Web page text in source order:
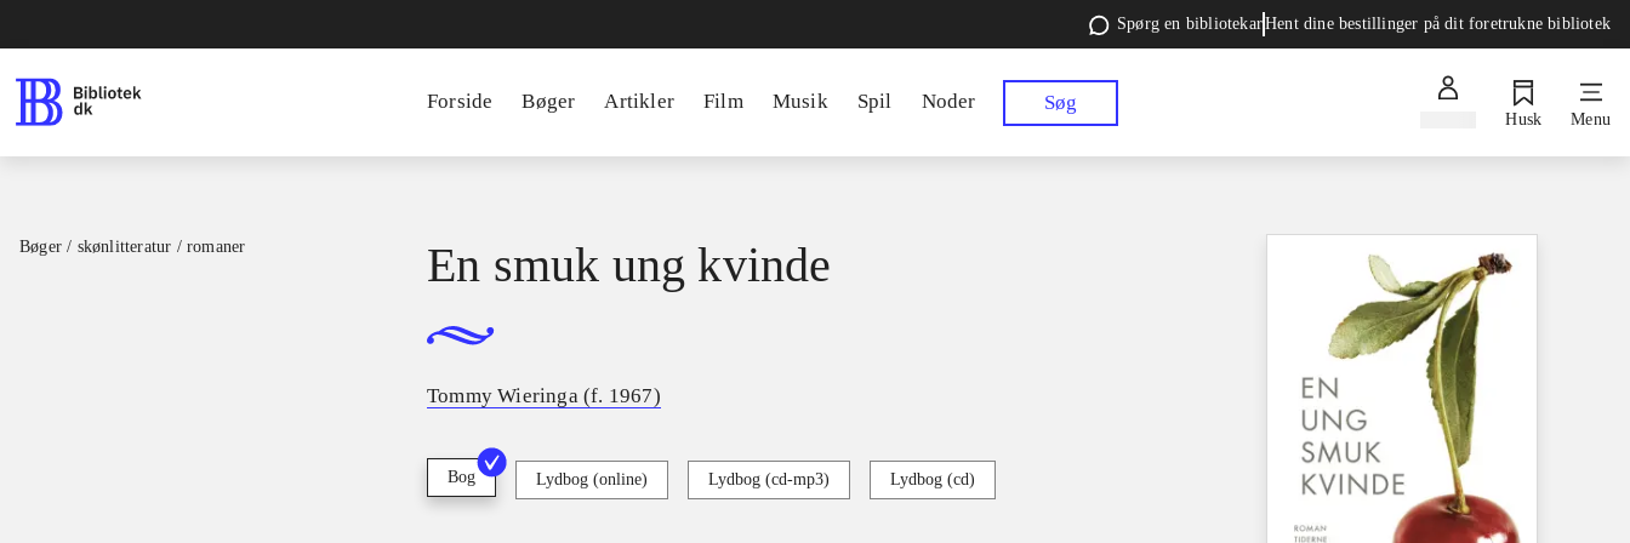
Spørg en bibliotekarHent dine bestillinger på dit foretrukne bibliotek
Forside Bøger Artikler Film Musik Spil Noder Søg
Husk Menu
Bøger / skønlitteratur / romaner En smuk ung kvinde
Tommy Wieringa (f. 1967)
Bog Lydbog (online) Lydbog (cd-mp3) Lydbog (cd)